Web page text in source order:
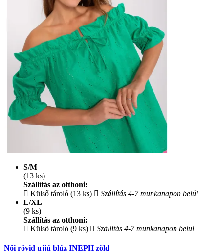
S/M
(13 ks)
Szállítás az otthoni:
Külső tároló (13 ks)
Szállítás 4-7 munkanapon belül
L/XL
(9 ks)
Szállítás az otthoni:
Külső tároló (9 ks)
Szállítás 4-7 munkanapon belül
Női rövid ujjú blúz INEPH zöld